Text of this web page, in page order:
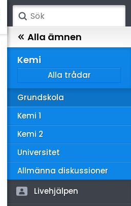
Alla ämnen
Kemi
Alla trådar
Grundskola
Kemi 1
Kemi 2
Universitet
Allmänna diskussioner
Livehjälpen